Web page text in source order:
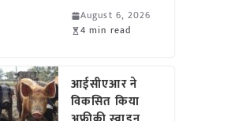
August 6, 2026
4 min read
आईसीएआर ने
विकसित किया